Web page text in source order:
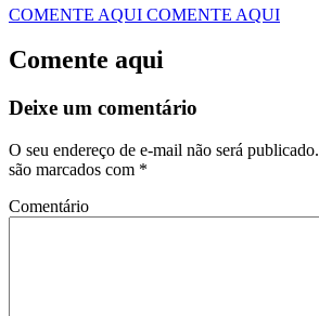
COMENTE AQUI COMENTE AQUI
Comente aqui
Deixe um comentário
O seu endereço de e-mail não será publicado.
são marcados com *
Comentário